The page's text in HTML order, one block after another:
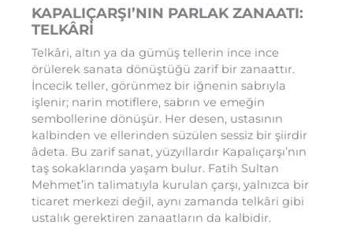
KAPALIÇARŞI’NIN PARLAK ZANAATI:
TELKÂRİ
Telkâri, altın ya da gümüş tellerin ince ince
örülerek sanata dönüştüğü zarif bir zanaattır.
İncecik teller, görünmez bir iğnenin sabrıyla
işlenir; narin motiflere, sabrın ve emeğin
sembollerine dönüşür. Her desen, ustasının
kalbinden ve ellerinden süzülen sessiz bir şiirdir
âdeta. Bu zarif sanat, yüzyıllardır Kapalıçarşı’nın
taş sokaklarında yaşam bulur. Fatih Sultan
Mehmet’in talimatıyla kurulan çarşı, yalnızca bir
ticaret merkezi değil, aynı zamanda telkâri gibi
ustalık gerektiren zanaatların da kalbidir.